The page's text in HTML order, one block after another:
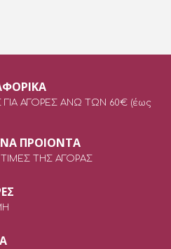
ΑΓΟΡΕΣ ΑΝΩ ΤΩΝ 60€ (έως
ΠΡΟΙΟΝΤΑ
ΤΗΣ ΑΓΟΡΑΣ